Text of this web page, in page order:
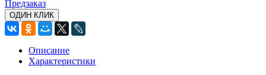
Предзаказ
ОДИН КЛИК
Описание
Характеристики